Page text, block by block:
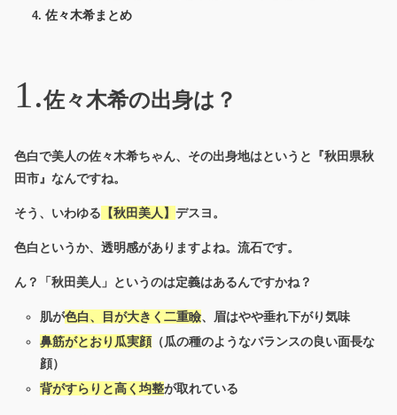
佐々木希まとめ
佐々木希の出身は？
色白で美人の佐々木希ちゃん、その出身地はというと『秋田県秋
田市』なんですね。
そう、いわゆる 【秋田美人】 デスヨ。
色白というか、透明感がありますよね。流石です。
ん？「秋田美人」というのは定義はあるんですかね？
肌が色白、目が大きく二重瞼、眉はやや垂れ下がり気味
鼻筋がとおり瓜実顔（瓜の種のようなバランスの良い面長な
顔）
背がすらりと高く均整が取れている